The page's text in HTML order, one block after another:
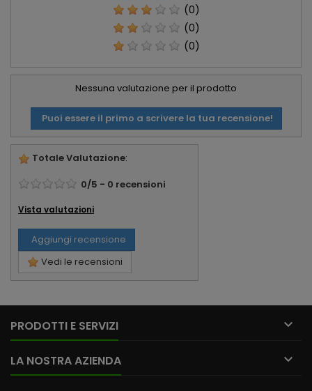
(0)
(0)
(0)
Nessuna valutazione per il prodotto
Puoi essere il primo a scrivere la tua recensione!
Totale Valutazione:
0/5 - 0 recensioni
Vista valutazioni
Aggiungi recensione
Vedi le recensioni
PRODOTTI E SERVIZI 
LA NOSTRA AZIENDA 